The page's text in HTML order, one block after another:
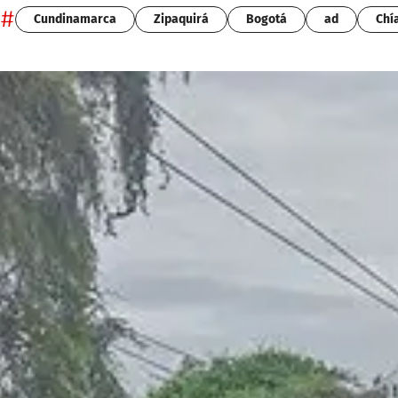
# Cundinamarca Zipaquirá Bogotá ad